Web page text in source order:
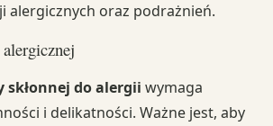
alergicznych oraz podrażnień.
skłonnej do alergii wymaga
i delikatności. Ważne jest, aby